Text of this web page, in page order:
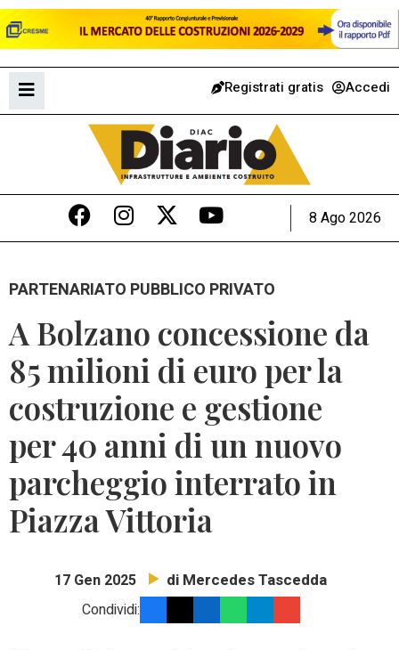
Registrati gratis Accedi
8 Ago 2026
PARTENARIATO PUBBLICO PRIVATO
A Bolzano concessione da
85 milioni di euro per la
costruzione e gestione
per 40 anni di un nuovo
parcheggio interrato in
Piazza Vittoria
17 Gen 2025 di Mercedes Tascedda
Condividi: